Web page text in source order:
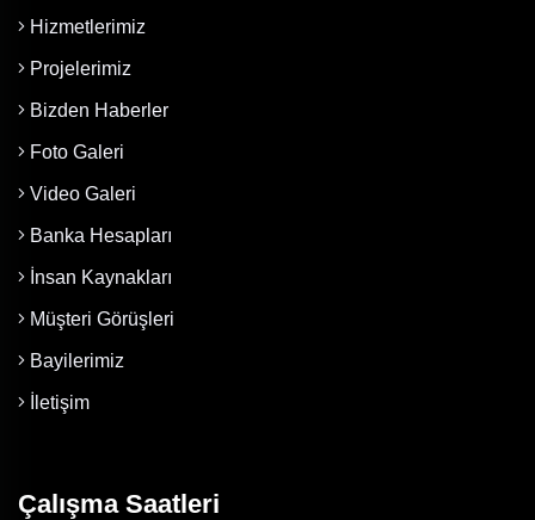
Hizmetlerimiz
Projelerimiz
Bizden Haberler
Foto Galeri
Video Galeri
Banka Hesapları
İnsan Kaynakları
Müşteri Görüşleri
Bayilerimiz
İletişim
Çalışma Saatleri